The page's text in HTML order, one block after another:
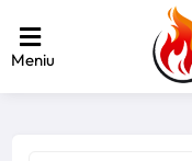
Meniu